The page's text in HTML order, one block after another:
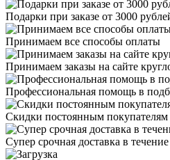
Подарки при заказе от 3000
Принимаем все способы оплаты
Принимаем заказы на сайте
Профессиональная помощь в
Скидки постоянным покупателям
Супер срочная доставка в